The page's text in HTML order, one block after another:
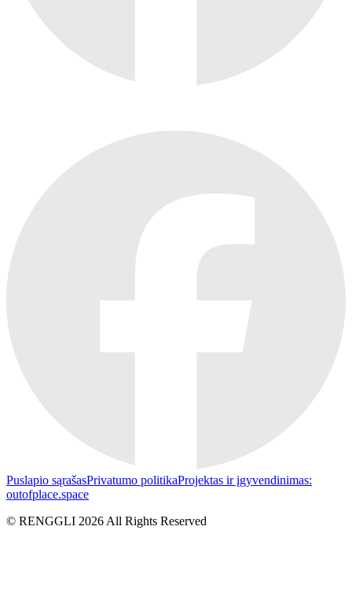
Puslapio sąrašasPrivatumo politikaProjektas ir įgyvendinimas:
outofplace.space
© RENGGLI 2026 All Rights Reserved